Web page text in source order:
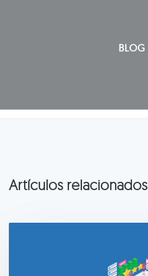
BLOG
Artículos relacionados